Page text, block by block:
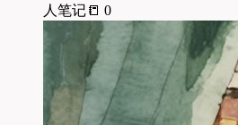
人笔记📒 0